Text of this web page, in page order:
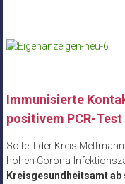
Immunisierte
positivem PCR-
So teilt der Kreis
hohen Corona-
Kreisgesundheitsamt